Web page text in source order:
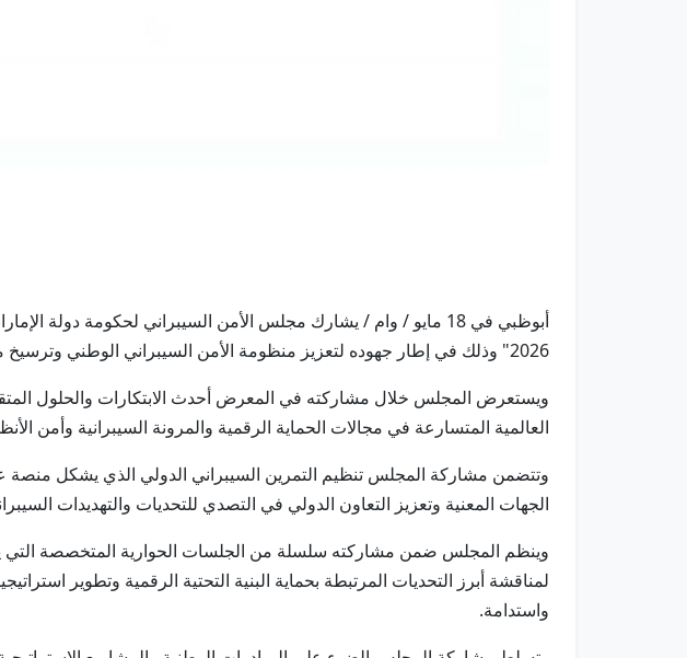
أبوظبي في 18 مايو / وام / يشارك مجلس الأمن السيبراني لحكومة
2026" وذلك في إطار جهوده لتعزيز منظومة الأمن السيبراني الوطني وترسيخ مكانة دولة الإمارات مركزاً عالمياً للابتكار الرقمي.
ويستعرض المجلس خلال مشاركته في المعرض أحدث الابتكارات والحلول
العالمية المتسارعة في مجالات الحماية الرقمية والمرونة السيبرانية وأمن
وتتضمن مشاركة المجلس تنظيم التمرين السيبراني الدولي الذي يشكل منصة
الجهات المعنية وتعزيز التعاون الدولي في التصدي للتحديات والتهديدات
وينظم المجلس ضمن مشاركته سلسلة من الجلسات الحوارية المتخصصة التي
لمناقشة أبرز التحديات المرتبطة بحماية البنية التحتية الرقمية وتطوير
واستدامة.